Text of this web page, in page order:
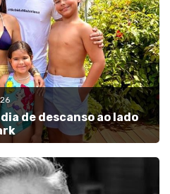
de descanso ao lado